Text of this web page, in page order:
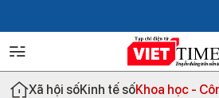
Xã hội sốKinh tế sốKhoa học -